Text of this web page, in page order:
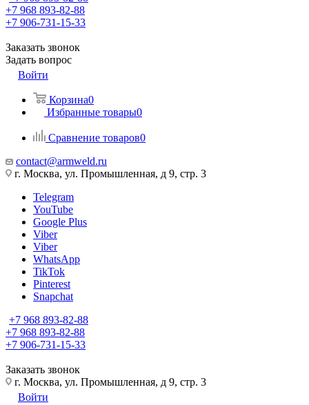
+7 968 893-82-88
+7 906-731-15-33
Заказать звонок
Задать вопрос
Войти
Корзина0
Избранные товары0
Сравнение товаров0
contact@armweld.ru
г. Москва, ул. Промышленная, д 9, стр. 3
Telegram
YouTube
Google Plus
Viber
Viber
WhatsApp
TikTok
Pinterest
Snapchat
+7 968 893-82-88
+7 968 893-82-88
+7 906-731-15-33
Заказать звонок
г. Москва, ул. Промышленная, д 9, стр. 3
Войти